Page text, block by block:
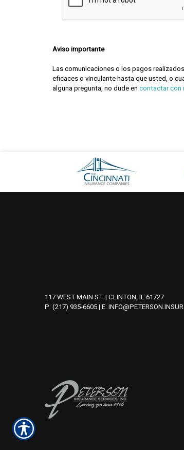
Aviso importante
Las comunicaciones o los pagos
eficaces o vinculante hasta que usted, o
alguna pregunta, no dude en contactar con
117 WEST MAIN ST. | CLINTON, IL 61727
P: (217) 935-6605 | E: